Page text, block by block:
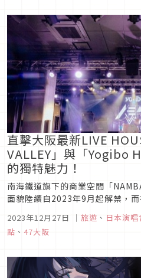
直擊大阪最新LIVE
VALLEY」與「Yogibo
的獨特魅力！
南海鐵道旗下的商業空間「
面貌陸續自2023年9月起解禁，
VALLEY）」與「Yogibo HOLY
MOUNTAIN）」...
2023年12月27日 ｜ 旅遊 、 日本演唱
點 、 47大阪